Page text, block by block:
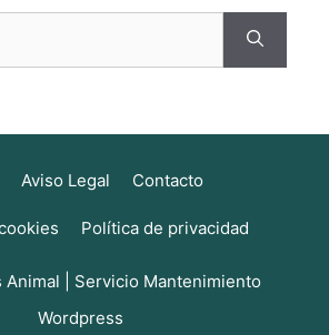
Aviso Legal Contacto
Política de privacidad
| Servicio Mantenimiento
Wordpress